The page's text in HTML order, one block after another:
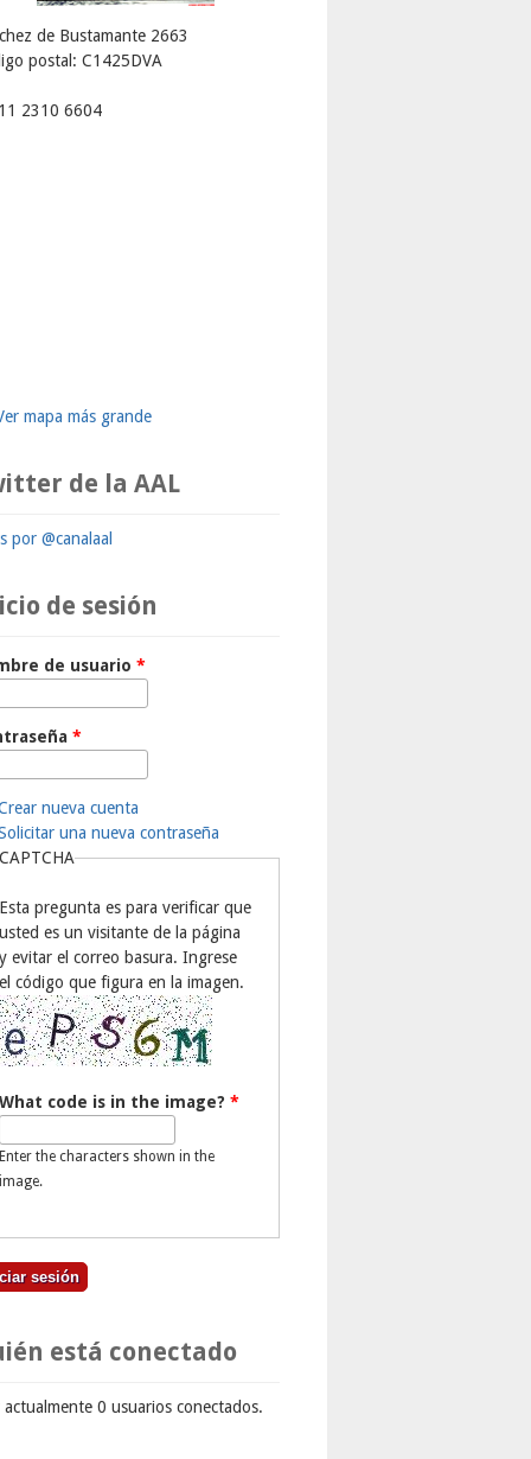
de Bustamante 2663
postal: C1425DVA
2310 6604
mapa más grande
de la AAL
por @canalaal
de sesión
de usuario *
*
nueva cuenta
una nueva contraseña
Esta pregunta es para verificar que
usted es un visitante de la página
y evitar el correo basura. Ingrese
el código que figura en la imagen.
What code is in the image? *
Enter the characters shown in the
image.
está conectado
actualmente 0 usuarios conectados.